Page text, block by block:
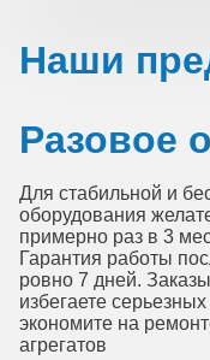
Наши
Разовое
Для стабильной и
оборудования
примерно раз в 3
Гарантия работы
ровно 7 дней.
избегаете
экономите на
агрегатов